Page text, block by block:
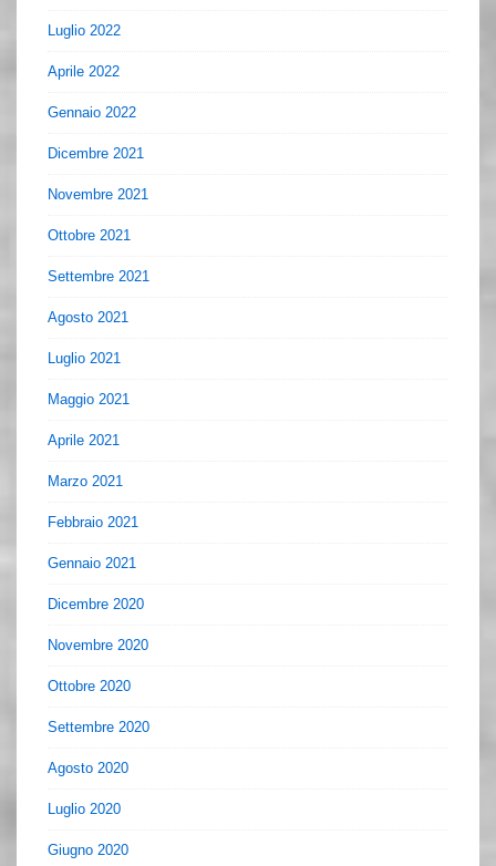
Luglio 2022
Aprile 2022
Gennaio 2022
Dicembre 2021
Novembre 2021
Ottobre 2021
Settembre 2021
Agosto 2021
Luglio 2021
Maggio 2021
Aprile 2021
Marzo 2021
Febbraio 2021
Gennaio 2021
Dicembre 2020
Novembre 2020
Ottobre 2020
Settembre 2020
Agosto 2020
Luglio 2020
Giugno 2020